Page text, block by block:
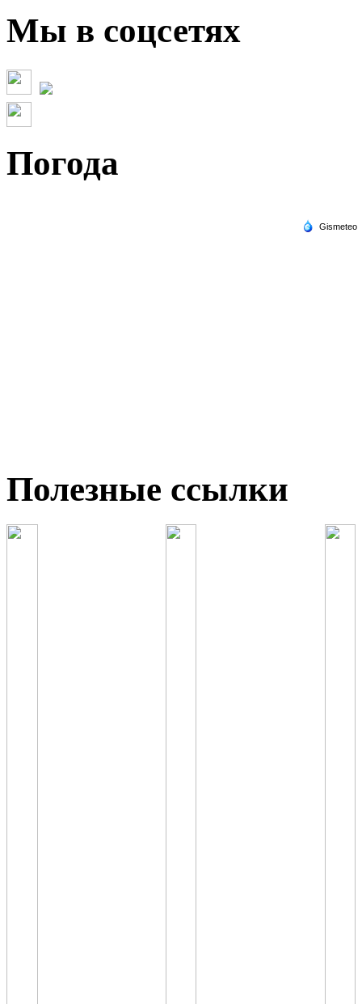
Мы в соцсетях
Погода
Полезные ссылки